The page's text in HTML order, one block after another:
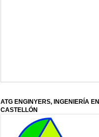
ATG ENGINYERS, INGENIERÍA EN
CASTELLÓN